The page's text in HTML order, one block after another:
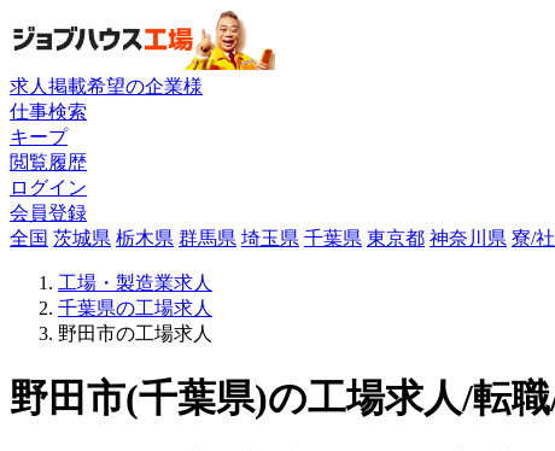
求人掲載希望の企業様
仕事検索
キープ
閲覧履歴
ログイン
会員登録
全国 茨城県 栃木県 群馬県 埼玉県 千葉県 東京都 神奈川県 寮/
工場・製造業求人
千葉県の工場求人
野田市の工場求人
野田市(千葉県)の工場求人/転